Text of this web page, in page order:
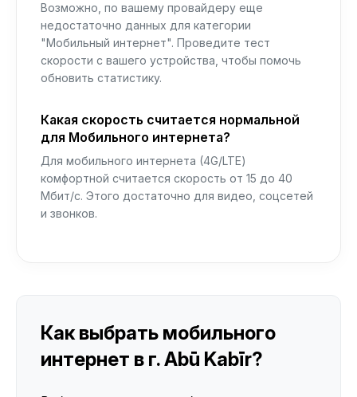
Возможно, по вашему провайдеру еще
недостаточно данных для категории
"Мобильный интернет". Проведите тест
скорости с вашего устройства, чтобы помочь
обновить статистику.
Какая скорость считается нормальной
для Мобильного интернета?
Для мобильного интернета (4G/LTE)
комфортной считается скорость от 15 до 40
Мбит/с. Этого достаточно для видео, соцсетей
и звонков.
Как выбрать мобильного
интернет в г. Abū Kabīr?